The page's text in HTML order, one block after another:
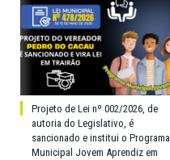
Projeto de Lei nº 002/2026, de
autoria do Legislativo, é
sancionado e institui o Programa
Municipal Jovem Aprendiz em